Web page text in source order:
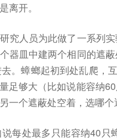
离开。
究人员为此做了一系列
器皿中建两个相同的遮
。蟑螂起初到处乱爬，
足够大（比如说能容纳
一个遮蔽处空着，选哪个
每处最多只能容纳40只